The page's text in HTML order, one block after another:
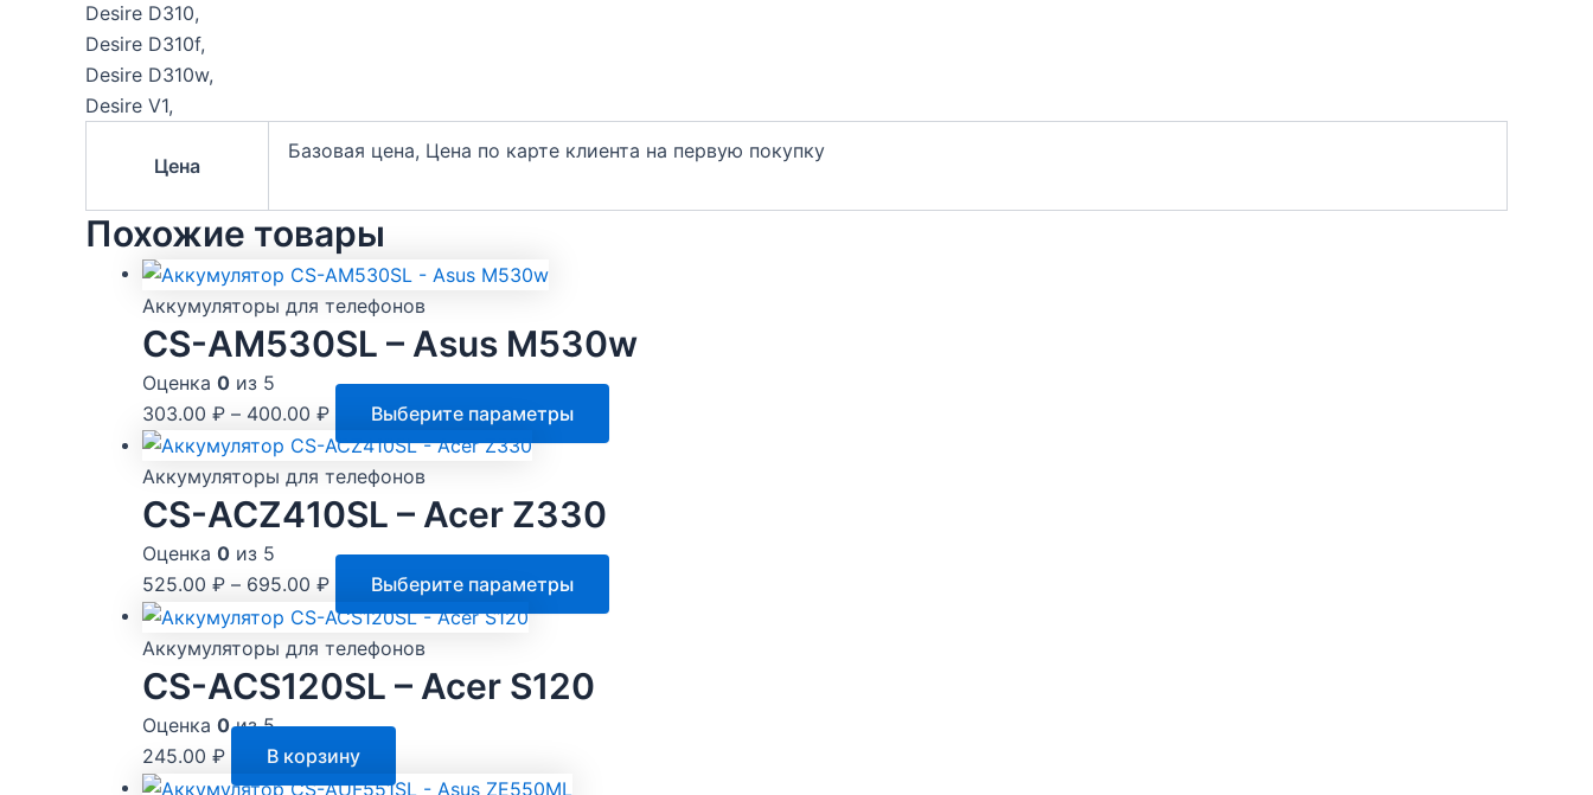
Desire D310,
Desire D310f,
Desire D310w,
Desire V1,
Цена
Базовая цена, Цена по карте клиента на первую покупку
Похожие товары
Аккумуляторы для телефонов
CS-AM530SL – Asus M530w
Оценка 0 из 5
303.00 ₽ – 400.00 ₽ Выберите параметры
товар
Опции
Аккумуляторы для телефонов
CS-ACZ410SL – Acer Z330
Оценка 0 из 5
525.00 ₽ – 695.00 ₽ Выберите параметры
товар
Аккумуляторы для телефонов
CS-ACS120SL – Acer S120
Оценка 0из 5
245.00 ₽ В корзину